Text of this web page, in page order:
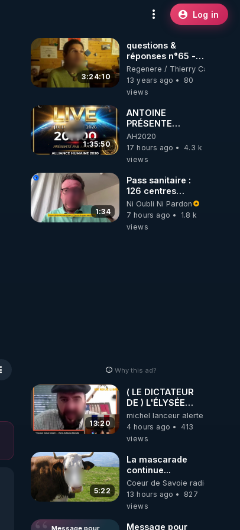
Log in
3:24:10
questions &
réponses n°65 -
www.regenere.org
Regenere / Thierry
13 years ago
80
views
1:35:50
ANTOINE
PRÉSENTE
AH2020 LE LIVE
20H ***DU
06/08/2026***
AH2020
17 hours ago
4.3 k
views
1:34
Pass sanitaire :
126 centres
commerciaux
concernés par
l'obligation dans
Ni Oubli Ni Pardon
7 hours ago
1.8 k
views
Why this ad?
13:20
( LE DICTATEUR
DE ) L'ÉLYSÉE
PANIQUE : PIERRE
GUILLAUME
MERCADAL
michel lanceur alerte
4 hours ago
413
views
5:22
La mascarade
continue...
Coeur de Savoie radioweb TV
13 hours ago
827
views
Message pour
Message pour